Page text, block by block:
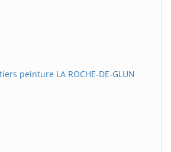
peinture LA ROCHE-DE-GLUN